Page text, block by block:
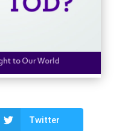
Twitter